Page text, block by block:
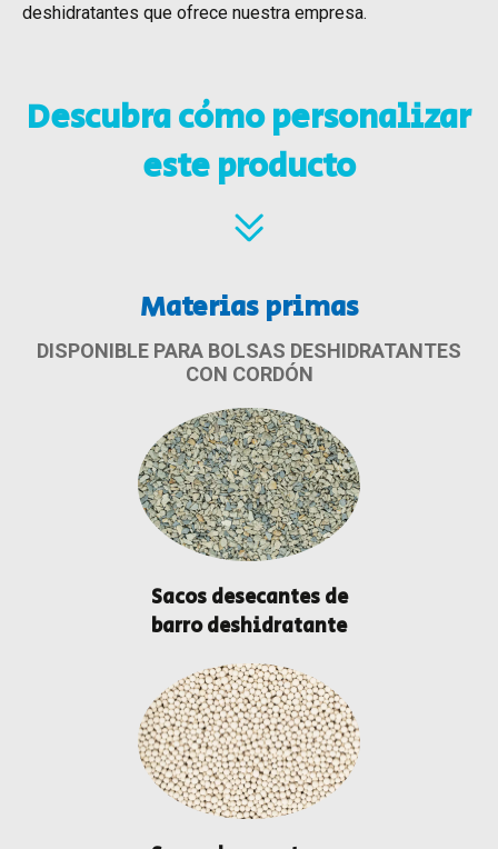
deshidratantes que ofrece nuestra empresa.
Descubra cómo personalizar
este producto
Materias primas
DISPONIBLE PARA BOLSAS DESHIDRATANTES
CON CORDÓN
Sacos desecantes de
barro deshidratante